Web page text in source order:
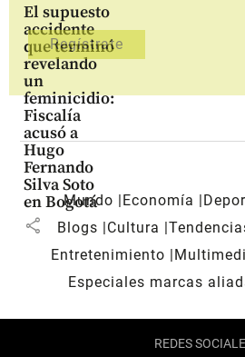
El supuesto
accidente
que terminó
revelando
un
feminicidio:
Fiscalía
acusó a
Hugo
Fernando
Silva Soto
en Bogotá
share
Mundo Economía
Blogs
Cultura
Entretenimiento
Especiales marcas
REDES